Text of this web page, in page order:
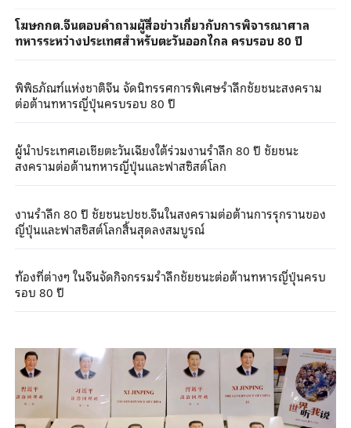
โฆษกกต.จีนตอบคำถามผู้สื่อข่าวเกี่ยวกับการพิจารณาศาล
ทหารระหว่างประเทศสำหรับตะวันออกไกล ครบรอบ 80 ปี
พิพิธภัณฑ์แห่งชาติจีน จัดนิทรรศการพิเศษรำลึกชัยชนะสงคราม
ต่อต้านทหารญี่ปุ่นครบรอบ 80 ปี
ผู้นำประเทศเอเชียตะวันเฉียงใต้ร่วมงานรำลึก 80 ปี ชัยชนะ
สงครามต่อต้านทหารญี่ปุ่นและฟาสซิสต์โลก
งานรำลึก 80 ปี ชัยชนะปชช.จีนในสงครามต่อต้านการรุกรานของ
ญี่ปุ่นและฟาสซิสต์โลกสิ้นสุดลงสมบูรณ์
ท้องที่ต่างๆ ในจีนจัดกิจกรรมรำลึกชัยชนะต่อต้านทหารญี่ปุ่นครบ
รอบ 80 ปี